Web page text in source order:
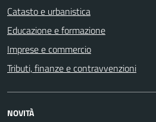
Catasto e urbanistica
Educazione e formazione
Imprese e commercio
Tributi, finanze e contravvenzioni
NOVITÀ